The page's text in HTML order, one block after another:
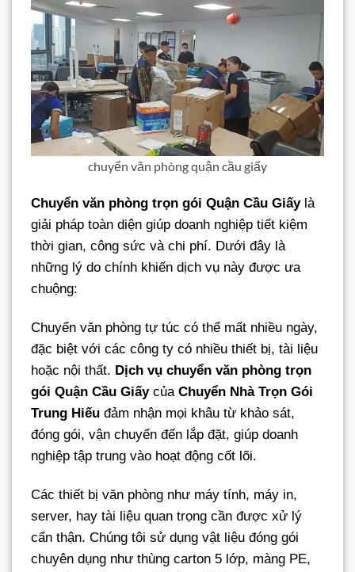
chuyển văn phòng quận cầu giấy
Chuyển văn phòng trọn gói Quận Cầu Giấylà
giải pháp toàn diện giúp doanh nghiệp tiết kiệm
thời gian, công sức và chi phí. Dưới đây là
những lý do chính khiến dịch vụ này được ưa
chuộng:
Chuyển văn phòng tự túc có thể mất nhiều ngày,
đặc biệt với các công ty có nhiều thiết bị, tài liệu
hoặc nội thất. Dịch vụ chuyển văn phòng trọn
gói Quận Cầu Giấycủa Chuyển Nhà Trọn Gói
Trung Hiếu đảm nhận mọi khâu từ khảo sát,
đóng gói, vận chuyển đến lắp đặt, giúp doanh
nghiệp tập trung vào hoạt động cốt lõi.
Các thiết bị văn phòng như máy tính, máy in,
server, hay tài liệu quan trọng cần được xử lý
cẩn thận. Chúng tôi sử dụng vật liệu đóng gói
chuyên dụng như thùng carton 5 lớp, màng PE,